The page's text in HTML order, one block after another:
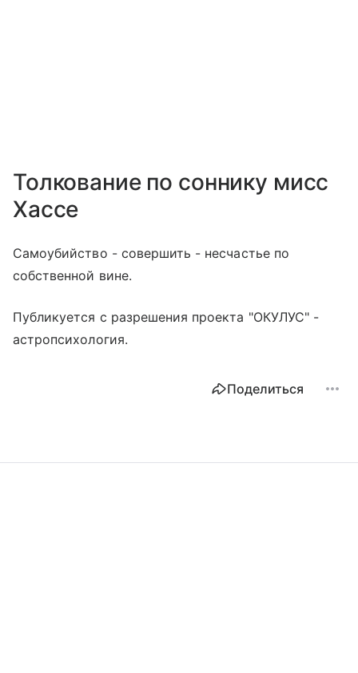
Толкование по соннику мисс
Хассе
Самоубийство - совершить - несчастье по
собственной вине.
Публикуется с разрешения проекта "ОКУЛУС" -
астропсихология.
Поделиться